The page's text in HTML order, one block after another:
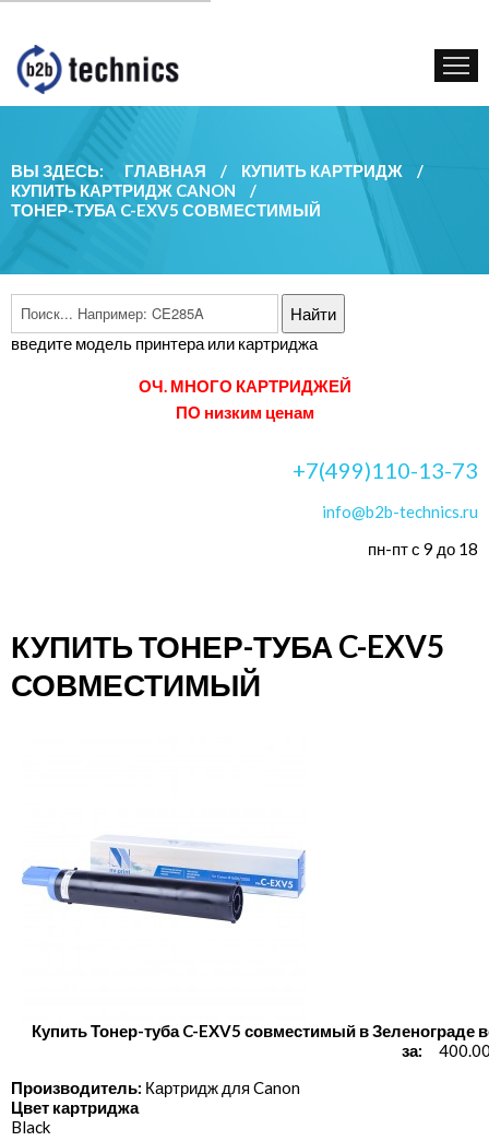
КУПИТЬ КАРТРИДЖ
ГОС. УЧРЕЖДЕНИЯМ
КОНТАКТЫ
ВЫ ЗДЕСЬ: ГЛАВНАЯ / КУПИТЬ КАРТРИДЖ
/
КУПИТЬ КАРТРИДЖ CANON
/
ТОНЕР-ТУБА C-EXV5 СОВМЕСТИМЫЙ
введите модель принтера или картриджа
ОЧ. МНОГО КАРТРИДЖЕЙ
ПО низким ценам
+7(499)110-13-73
info@b2b-technics.ru
пн-пт с 9 до 18
КУПИТЬ ТОНЕР-ТУБА C-EXV5
СОВМЕСТИМЫЙ
Купить Тонер-туба C-EXV5 совместимый в Зеленограде
за:
Производитель: Картридж для Canon
Цвет картриджа
Black